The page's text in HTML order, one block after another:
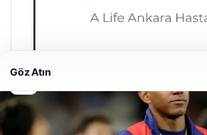
A Life Pursaklar Hastanesi
27/03/2026
Göz Atın